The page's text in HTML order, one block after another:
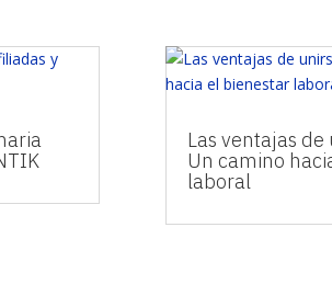
Las ventajas
Un camino
laboral